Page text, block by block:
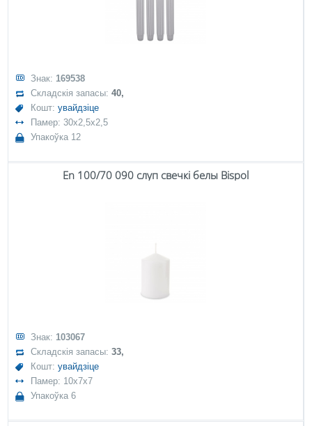
Знак: 169538
Складскія запасы:40,
Кошт:увайдзіце
Памер: 30x2,5x2,5
Упакоўка 12
En 100/70 090 слуп свечкі белы Bispol
Знак: 103067
Складскія запасы:33,
Кошт:увайдзіце
Памер: 10x7x7
Упакоўка 6